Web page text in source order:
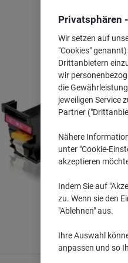
Privatsphären
Wir setzen auf
"Cookies"
Drittanbietern
wir
die
jeweiligen Service
Partner
Nähere
unter "Cookie-
akzeptieren
Indem Sie auf
zu. Wenn sie den
"Ablehnen" aus.
Ihre Auswahl
anpassen und so